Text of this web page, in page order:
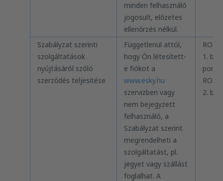
minden felhasználó
jogosult, előzetes
ellenőrzés nélkül.
Szabályzat szerinti
szolgáltatások
nyújtásáról szóló
szerződés teljesítése
Függetlenül attól,
hogy Ön létesített-
e fiókot a
www.esky.hu
szervizben vagy
nem bejegyzett
felhasználó, a
Szabályzat szerint
megrendelheti a
szolgáltatást, pl.
jegyet vagy szállást
foglalhat. A
1.
pont,
2.